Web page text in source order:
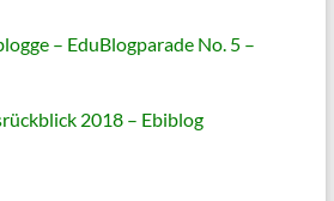
– EduBlogparade No. 5 –
2018 – Ebiblog